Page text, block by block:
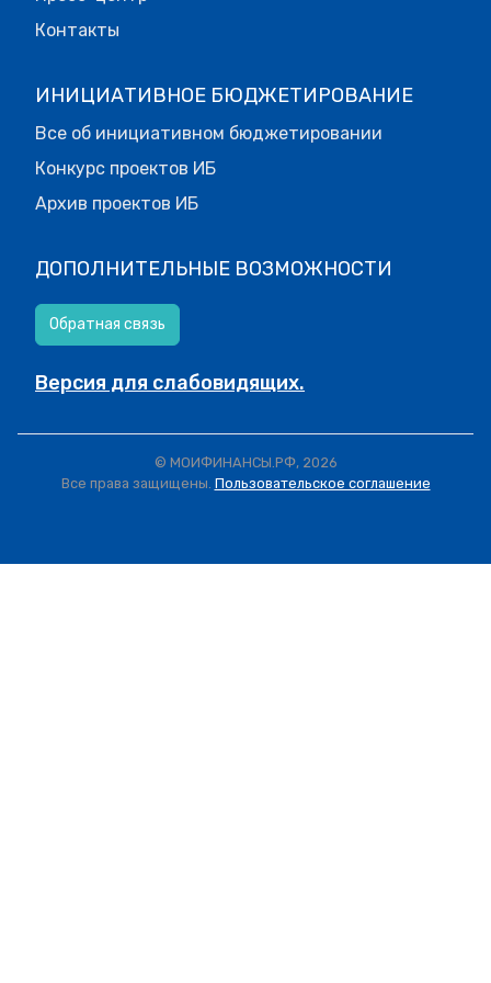
Контакты
ИНИЦИАТИВНОЕ БЮДЖЕТИРОВАНИЕ
Все об инициативном бюджетировании
Конкурс проектов ИБ
Архив проектов ИБ
ДОПОЛНИТЕЛЬНЫЕ ВОЗМОЖНОСТИ
Обратная связь
Версия для слабовидящих.
© МОИФИНАНСЫ.РФ, 2026
Все права защищены. Пользовательское соглашение